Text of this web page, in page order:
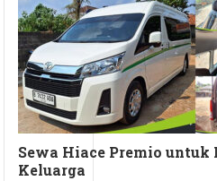
Sewa Hiace Premio untuk
Keluarga